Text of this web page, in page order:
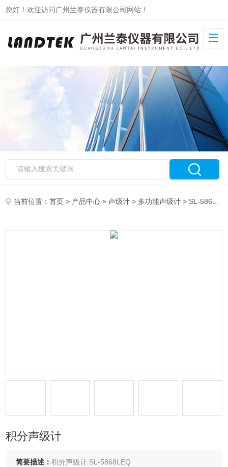
您好！欢迎访问广州兰泰仪器有限公司网站！
当前位置：首页 > 产品中心 >声级计 > 多功能声级计 > SL-5868LEQ积分声级计
积分声级计
简要描述：积分声级计 SL-5868LEQ